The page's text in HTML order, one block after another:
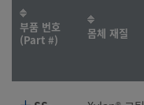
부품 번호
(Part #)
몸체 재질